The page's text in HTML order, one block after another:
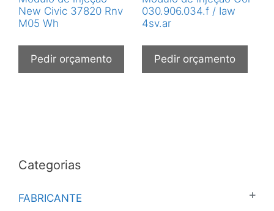
New Civic 37820 Rnv
M05 Wh
Pedir orçamento
030.906.034.f / Iaw
4sv.ar
Pedir orçamento
Categorias
FABRICANTE